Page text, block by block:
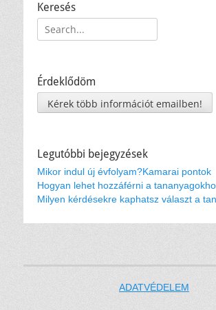
Keresés
Keresés:
Érdeklődöm
Kérek több információt emailben!
Legutóbbi bejegyzések
Mikor indul új évfolyam?Kamarai pontok
Hogyan lehet hozzáférni a
Milyen kérdésekre kaphatsz választ a
ADATVÉDELEM